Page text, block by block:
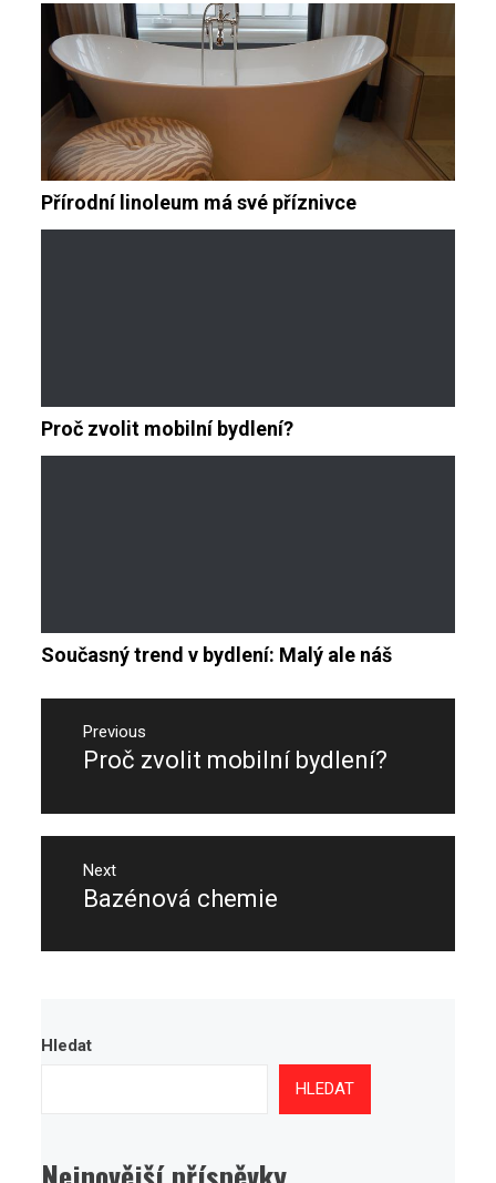
Přírodní linoleum má své příznivce
Proč zvolit mobilní bydlení?
Současný trend v bydlení: Malý ale náš
Navigace
příspěvek
Previous
Previous
Proč zvolit mobilní bydlení?
Next
Next
Bazénová chemie
Hledat
HLEDAT